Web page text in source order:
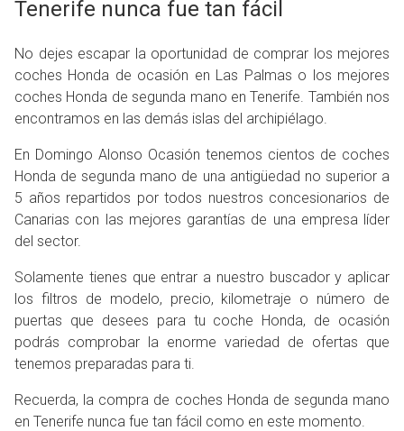
Tenerife nunca fue tan fácil
No dejes escapar la oportunidad de comprar los mejores
coches Honda de ocasión en Las Palmas o los mejores
coches Honda de segunda mano en Tenerife. También nos
encontramos en las demás islas del archipiélago.
En Domingo Alonso Ocasión tenemos cientos de coches
Honda de segunda mano de una antigüedad no superior a
5 años repartidos por todos nuestros concesionarios de
Canarias con las mejores garantías de una empresa líder
del sector.
Solamente tienes que entrar a nuestro buscador y aplicar
los filtros de modelo, precio, kilometraje o número de
puertas que desees para tu coche Honda, de ocasión
podrás comprobar la enorme variedad de ofertas que
tenemos preparadas para ti.
Recuerda, la compra de coches Honda de segunda mano
en Tenerife nunca fue tan fácil como en este momento.